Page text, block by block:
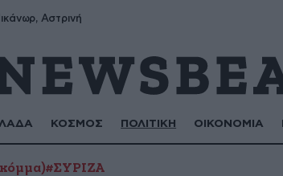
Αστρινή
ΚΟΣΜΟΣ ΠΟΛΙΤΙΚΗ ΟΙΚΟΝΟΜΙΑ
#ΣΥΡΙΖΑ